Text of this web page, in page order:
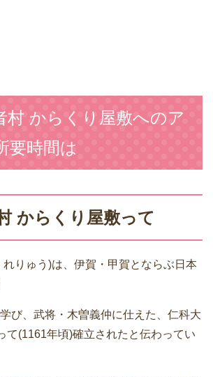
村 からくり屋敷へのア
要時間は
からくり屋敷って
れりゅう)は、伊賀・甲賀とならぶ日本
び、武将・木曽義仲に仕えた、仁科大
て(1161年頃)確立されたと伝わってい